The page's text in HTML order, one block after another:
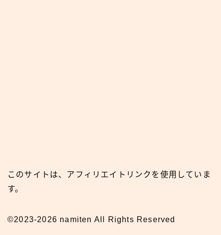
このサイトは、アフィリエイトリンクを使用していま
す。
©2023-2026 namiten All Rights Reserved